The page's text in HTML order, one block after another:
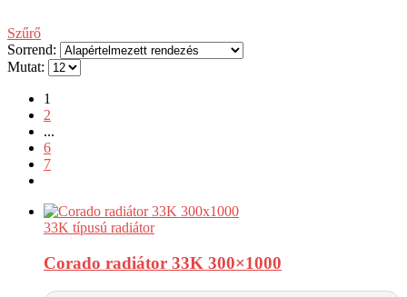
Szűrő
Sorrend:
Mutat:
1
2
...
6
7
33K típusú radiátor
Corado radiátor 33K 300×1000